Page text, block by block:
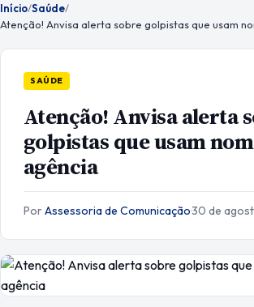
Início/Saúde/
Atenção! Anvisa alerta sobre golpistas que usam
SAÚDE
Atenção! Anvisa alerta
golpistas que usam
agência
PorAssessoria de Comunicação·30 de